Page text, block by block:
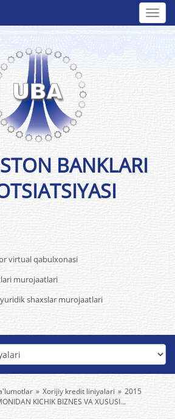
virtual qabulxonasi
murojaatlari
shaxslar murojaatlari
BANKLARI
Xorijiy kredit liniyalari
2015
KICHIK BIZNES VA XUSUSI...